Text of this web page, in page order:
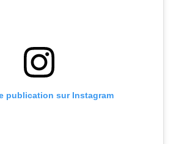
publication sur Instagram